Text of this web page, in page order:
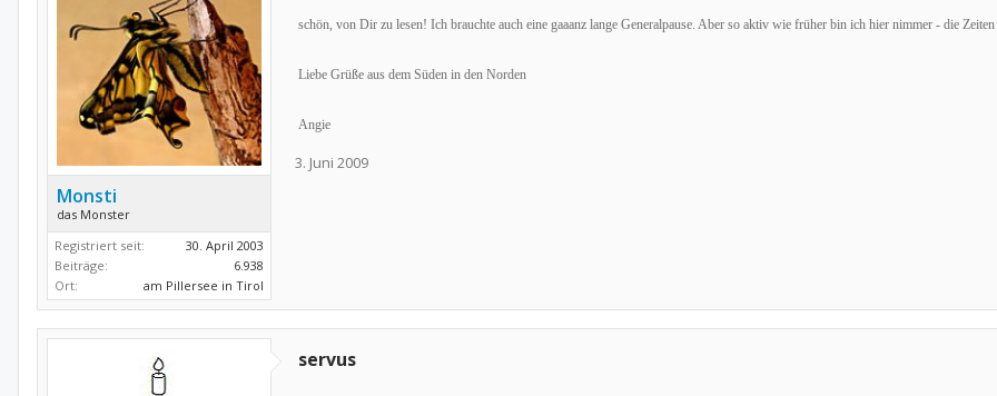
Monsti
das Monster
Registriert seit:
30. April 2003
Beiträge:
6.938
Ort:
am Pillersee in Tirol
schön, von Dir zu lesen! Ich brauchte auch eine gaaanz lange Generalpause. Aber so aktiv wie früher bin ich hier nimmer - die
Liebe Grüße aus dem Süden in den Norden
Angie
3. Juni 2009
servus